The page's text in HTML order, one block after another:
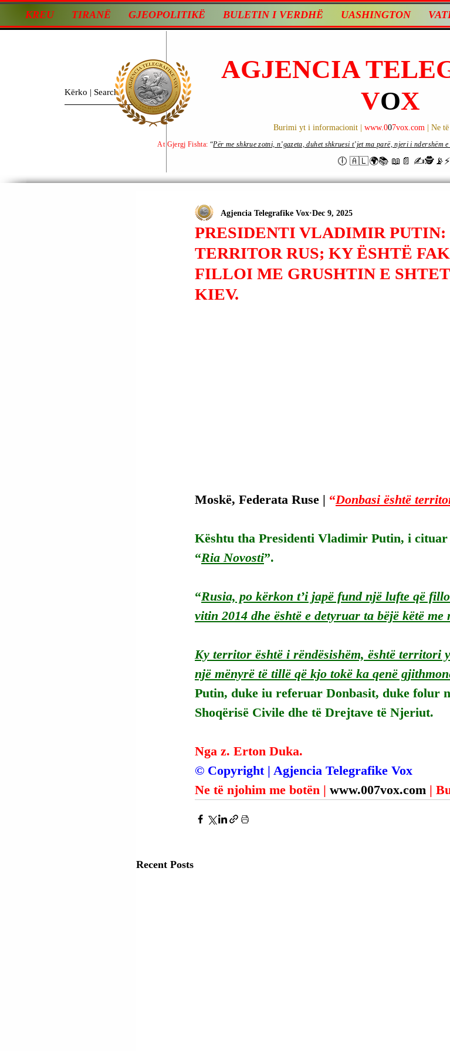
KREU TIRANË GJEOPOLITIKË BULETIN I VERDHË UASHINGTON
AGJENCIA
VOX
Burimi yt i informacionit | www.007vox.com | Ne
🕕 🇦🇱🌍📚 📖📄
At Gjergj Fishta: “Për me shkrue zotni, n’gazeta, duhet shkruesi t’jet ma parë, njeri i ndershëm
PRESIDENTI VLADIMIR PUTIN:
TERRITOR RUS; KY ËSHTË
FILLOI ME GRUSHTIN E
KIEV.
Agjencia Telegrafike Vox Dec 9, 2025
Moskë, Federata Ruse | “Donbasi është
Kështu tha Presidenti Vladimir Putin, i cituar
“Ria Novosti”.
“Rusia, po kërkon t’i japë fund një lufte që
vitin 2014 dhe është e detyruar ta bëjë këtë me
Ky territor është i rëndësishëm, është territori
një mënyrë të tillë që kjo tokë ka qenë
Putin, duke iu referuar Donbasit, duke folur
Shoqërisë Civile dhe të Drejtave të Njeriut.
Nga z. Erton Duka.
© Copyright | Agjencia Telegrafike Vox
Ne të njohim me botën | www.007vox.com |
Recent Posts